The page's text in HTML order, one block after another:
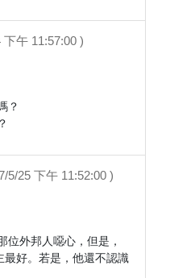
下午 11:57:00 )
？
5/25 下午 11:52:00 )
位外邦人噁心，但是，
好。若是，他還不認識